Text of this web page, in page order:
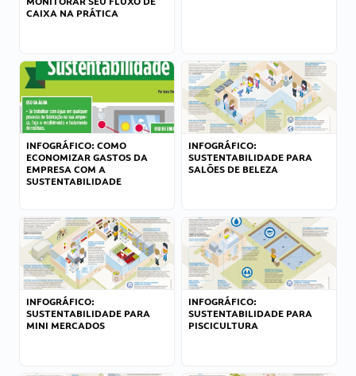
CAIXA NA PRÁTICA
INFOGRÁFICO: COMO
ECONOMIZAR GASTOS DA
EMPRESA COM A
SUSTENTABILIDADE
INFOGRÁFICO:
SUSTENTABILIDADE PARA
SALÕES DE BELEZA
INFOGRÁFICO:
SUSTENTABILIDADE PARA
MINI MERCADOS
INFOGRÁFICO:
SUSTENTABILIDADE PARA
PISCICULTURA